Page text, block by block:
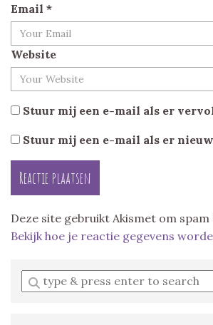
Email *
Website
Stuur mij een e-mail als er
Stuur mij een e-mail als er
Deze site gebruikt Akismet om
Bekijk hoe je reactie gegevens
Enter
a